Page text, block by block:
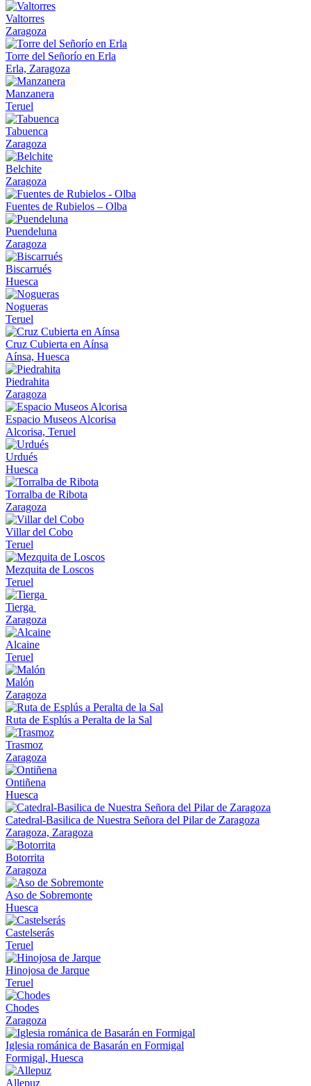
Valtorres
Zaragoza
Torre del Señorío en Erla
Erla, Zaragoza
Manzanera
Teruel
Tabuenca
Zaragoza
Belchite
Zaragoza
Fuentes de Rubielos – Olba
Puendeluna
Zaragoza
Biscarrués
Huesca
Nogueras
Teruel
Cruz Cubierta en Aínsa
Aínsa, Huesca
Piedrahita
Zaragoza
Espacio Museos Alcorisa
Alcorisa, Teruel
Urdués
Huesca
Torralba de Ribota
Zaragoza
Villar del Cobo
Teruel
Mezquita de Loscos
Teruel
Tierga
Zaragoza
Alcaine
Teruel
Malón
Zaragoza
Ruta de Esplús a Peralta de la Sal
Trasmoz
Zaragoza
Ontiñena
Huesca
Catedral-Basilica de Nuestra Señora del Pilar de Zaragoza
Zaragoza, Zaragoza
Botorrita
Zaragoza
Aso de Sobremonte
Huesca
Castelserás
Teruel
Hinojosa de Jarque
Teruel
Chodes
Zaragoza
Iglesia románica de Basarán en Formigal
Formigal, Huesca
Allepuz